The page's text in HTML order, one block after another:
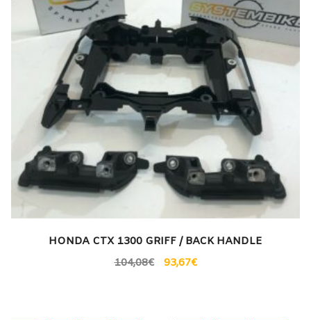
HONDA CTX 1300 GRIFF / BACK HANDLE
104,08€ 93,67€